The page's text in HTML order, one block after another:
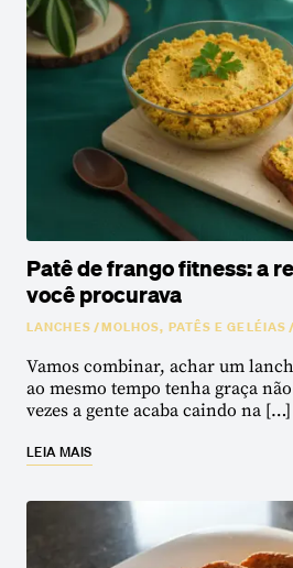
Patê de frango fitness: a
você procurava
LANCHES/MOLHOS, PATÊS E GELÉIAS
Vamos combinar, achar um
ao mesmo tempo tenha graça
vezes a gente acaba caindo na […]
LEIA MAIS